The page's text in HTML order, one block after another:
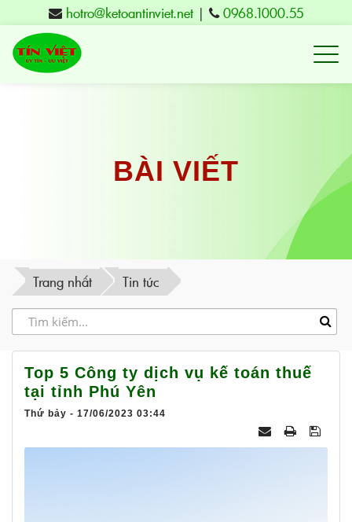
hotro@ketoantinviet.net| 0968.1000.55
Kế
Phú
Yên
tạo
Việt
-
BÀI VIẾT
Trang nhất Tin tức
Top 5 Công ty dịch vụ kế toán thuế
tại tỉnh Phú Yên
Thứ bảy - 17/06/2023 03:44